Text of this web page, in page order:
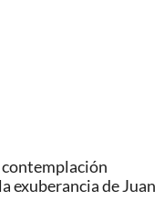
contemplación
exuberancia de Juan